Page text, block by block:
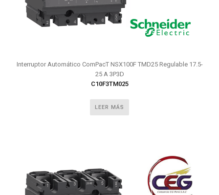
Interruptor Automático ComPacT NSX100F TMD25 Regulable 17.5-
25 A 3P3D
C10F3TM025
LEER MÁS